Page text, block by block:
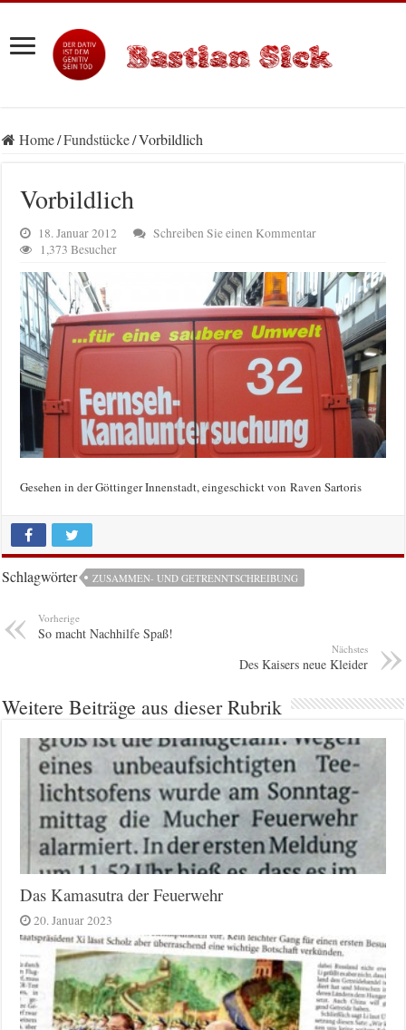
Home/Fundstücke/Vorbildlich
Vorbildlich
18. Januar 2012
Schreiben Sie einen Kommentar
1,373 Besucher
Gesehen in der Göttinger Innenstadt, eingeschickt von Raven Sartoris
Schlagwörter ZUSAMMEN- UND GETRENNTSCHREIBUNG
Vorherige
So macht Nachhilfe Spaß!
Nächstes
Des Kaisers neue Kleider
Weitere Beiträge aus dieser Rubrik
Das Kamasutra der Feuerwehr
20. Januar 2023